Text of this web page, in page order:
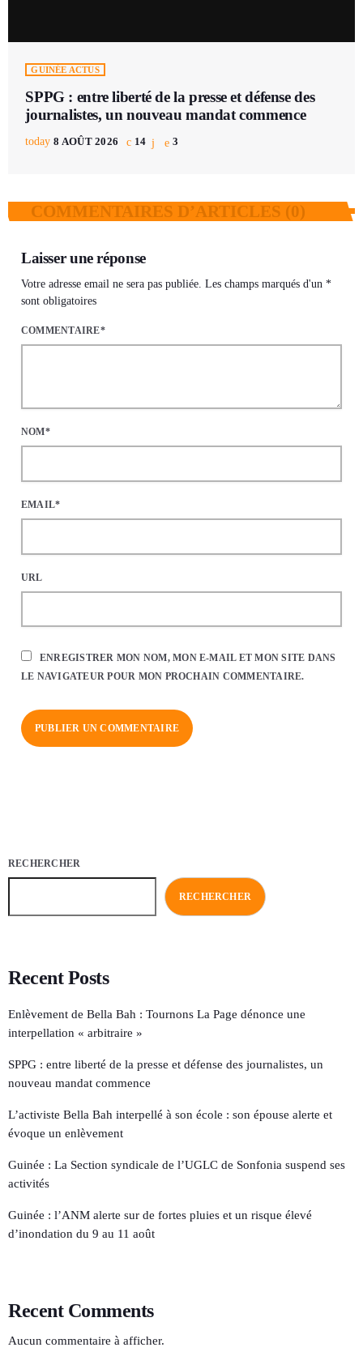
GUINÉE ACTUS
SPPG : entre liberté de la presse et défense des
journalistes, un nouveau mandat commence
today 8 AOÛT 2026 14 3
COMMENTAIRES D’ARTICLES (0)
Laisser une réponse
Votre adresse email ne sera pas publiée. Les champs marqués d'un *
sont obligatoires
COMMENTAIRE*
NOM*
EMAIL*
URL
ENREGISTRER MON NOM, MON E-MAIL ET MON SITE DANS
LE NAVIGATEUR POUR MON PROCHAIN COMMENTAIRE.
RECHERCHER
RECHERCHER
Recent Posts
Enlèvement de Bella Bah : Tournons La Page dénonce une
interpellation « arbitraire »
SPPG : entre liberté de la presse et défense des journalistes, un
nouveau mandat commence
L’activiste Bella Bah interpellé à son école : son épouse alerte et
évoque un enlèvement
Guinée : La Section syndicale de l’UGLC de Sonfonia suspend ses
activités
Guinée : l’ANM alerte sur de fortes pluies et un risque élevé
d’inondation du 9 au 11 août
Recent Comments
Aucun commentaire à afficher.